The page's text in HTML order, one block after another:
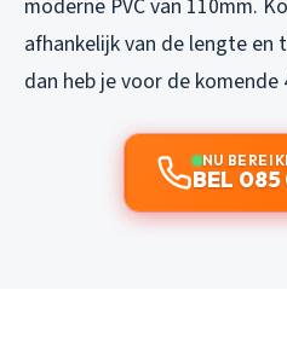
moderne PVC van 110mm.
afhankelijk van de lengte en
dan heb je voor de
NU
BEL 085